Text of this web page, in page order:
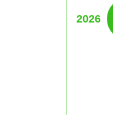
2026